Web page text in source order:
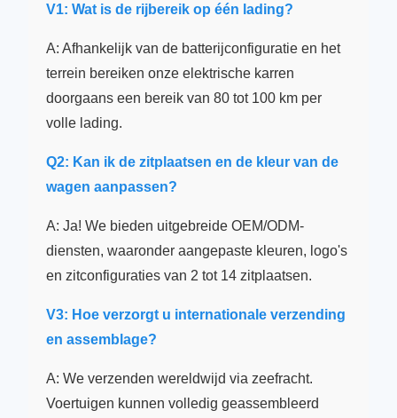
V1: Wat is de rijbereik op één lading?
A: Afhankelijk van de batterijconfiguratie en het
terrein bereiken onze elektrische karren
doorgaans een bereik van 80 tot 100 km per
volle lading.
Q2: Kan ik de zitplaatsen en de kleur van de
wagen aanpassen?
A: Ja! We bieden uitgebreide OEM/ODM-
diensten, waaronder aangepaste kleuren, logo's
en zitconfiguraties van 2 tot 14 zitplaatsen.
V3: Hoe verzorgt u internationale verzending
en assemblage?
A: We verzenden wereldwijd via zeefracht.
Voertuigen kunnen volledig geassembleerd